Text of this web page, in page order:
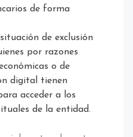
de forma
de exclusión
por razones
o de
digital tienen
acceder a los
de la entidad.